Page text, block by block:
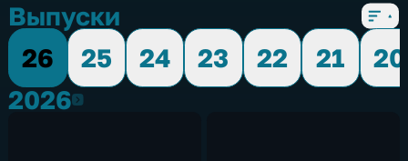
Выпуски
26
25 24 23 22 21
20
20262026